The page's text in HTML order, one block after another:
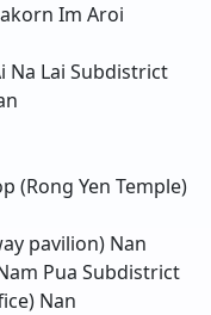
Im Aroi
Na Lai Subdistrict
(Rong Yen Temple)
pavilion) Nan
Pua Subdistrict
Nan